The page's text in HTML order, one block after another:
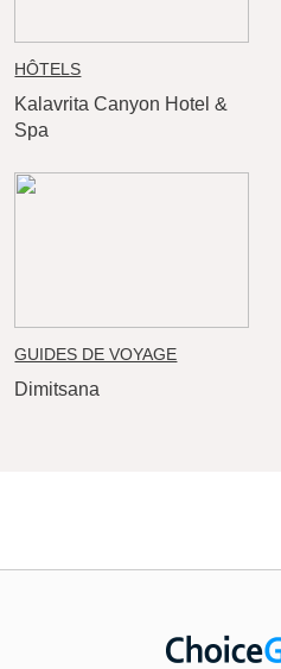
HÔTELS
Kalavrita Canyon Hotel &
Spa
GUIDES DE VOYAGE
Dimitsana